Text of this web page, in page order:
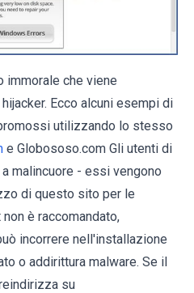
immorale che viene
Ecco alcuni esempi di
utilizzando lo stesso
e Globososo.com Gli utenti di
malincuore - essi vengono
di questo sito per le
è raccomandato,
incorrere nell'installazione
o addirittura malware. Se il
su